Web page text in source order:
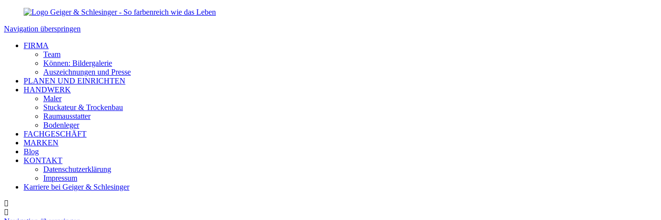
Navigation überspringen
FIRMA
Team
Können: Bildergalerie
Auszeichnungen und Presse
PLANEN UND EINRICHTEN
HANDWERK
Maler
Stuckateur & Trockenbau
Raumausstatter
Bodenleger
FACHGESCHÄFT
MARKEN
Blog
KONTAKT
Datenschutzerklärung
Impressum
Karriere bei Geiger & Schlesinger